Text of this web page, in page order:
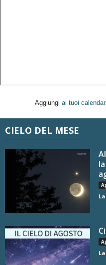
Aggiungi ai tuoi calendari
CIELO DEL MESE